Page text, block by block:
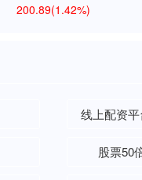
200.89(1.42%)
线上配资
股票50